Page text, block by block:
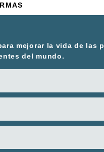
mejorar la vida de las
del mundo.